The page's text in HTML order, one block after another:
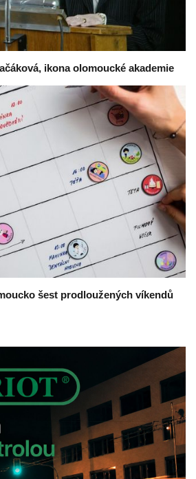
ikona olomoucké akademie
šest prodloužených víkendů